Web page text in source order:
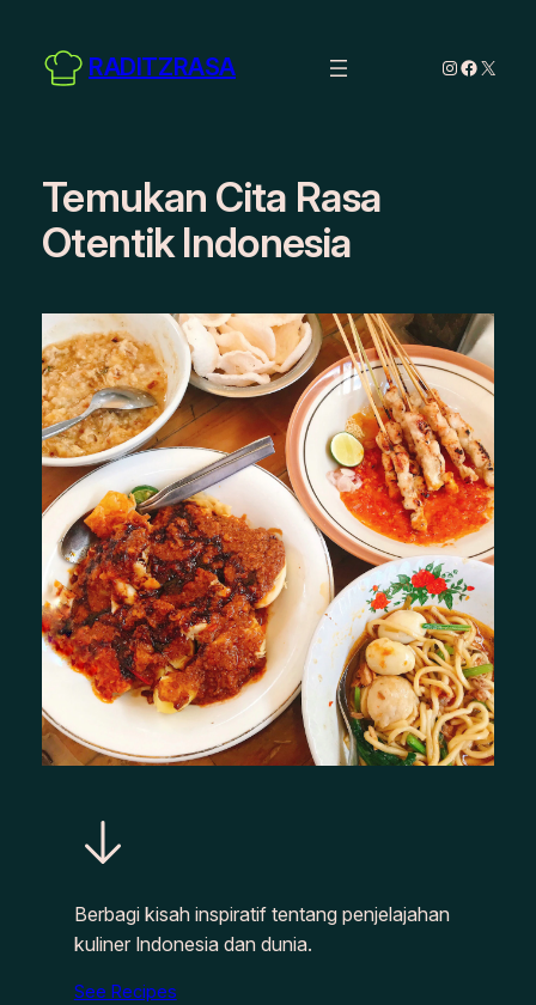
content
RADITZRASA Instagram
X
Temukan Cita Rasa
Otentik Indonesia
Berbagi kisah inspiratif tentang penjelajahan
kuliner Indonesia dan dunia.
See Recipes